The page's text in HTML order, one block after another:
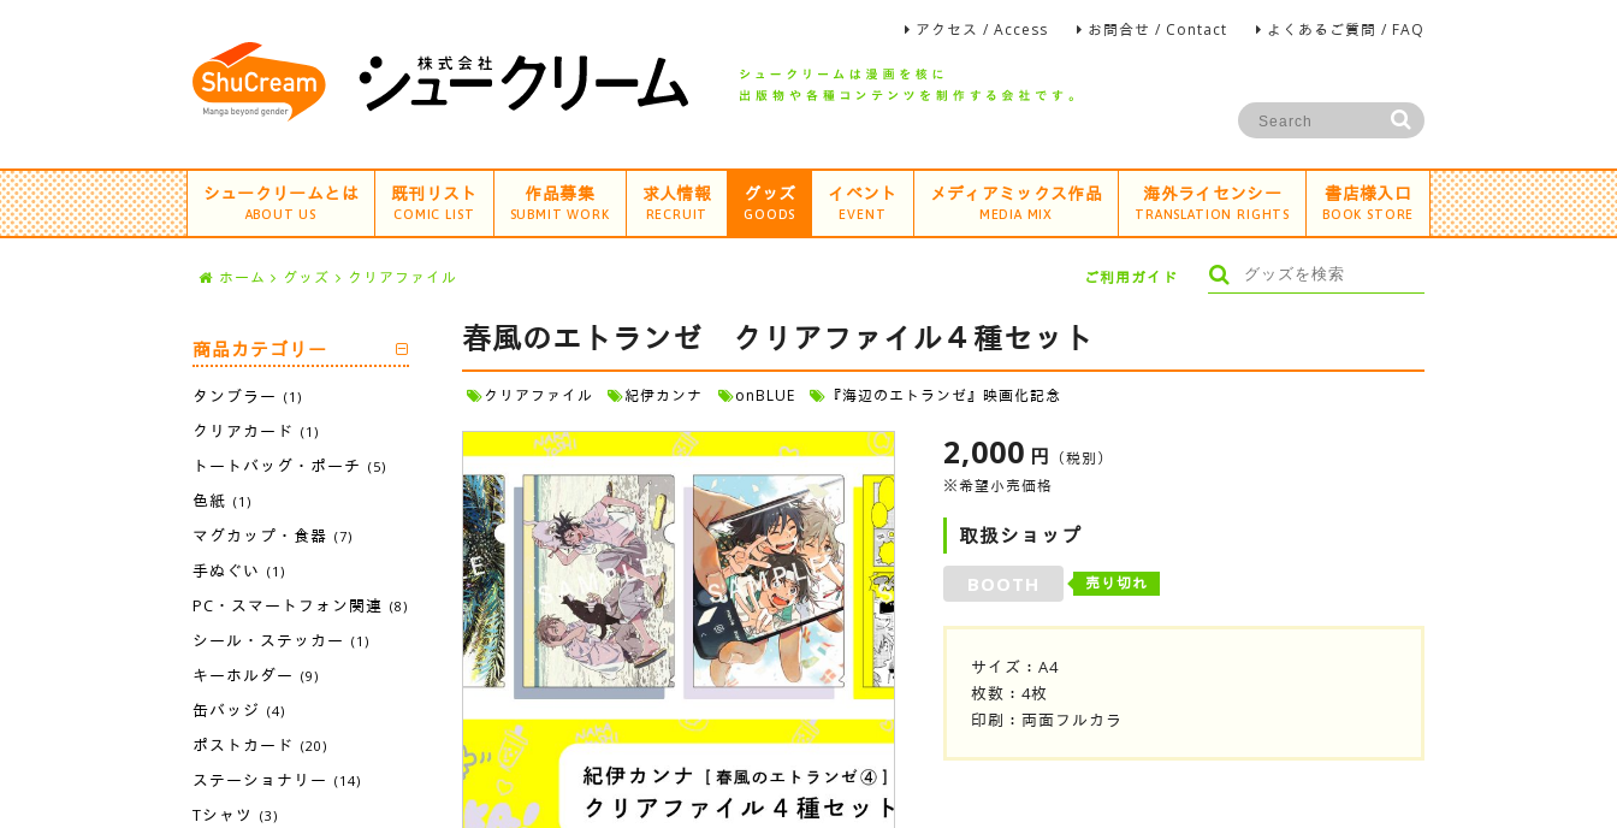
アクセス / Access お問合せ / Contact よくあるご質問 / FAQ
シュークリームとは
ABOUT US
既刊リスト
COMIC LIST
作品募集
SUBMIT WORK
求人情報
RECRUIT
グッズ
GOODS
イベント
EVENT
メディアミックス作品
MEDIA MIX
海外ライセンシー
TRANSLATION RIGHTS
書店様入口
BOOK STORE
ホーム グッズ クリアファイル ご利用ガイド
春風のエトランゼ クリアファイル４種セット
クリアファイル 紀伊カンナ onBLUE 『海辺のエトランゼ』映画化記念
2,000 円 （税別）
※希望小売価格
取扱ショップ
BOOTH 売り切れ
サイズ：A4
枚数：4枚
印刷：両面フルカラ
商品カテゴリー
タンブラー (1)
クリアカード (1)
トートバッグ・ポーチ (5)
色紙 (1)
マグカップ・食器 (7)
手ぬぐい (1)
PC・スマートフォン関連 (8)
シール・ステッカー (1)
キーホルダー (9)
缶バッジ (4)
ポストカード (20)
ステーショナリー (14)
Tシャツ (3)